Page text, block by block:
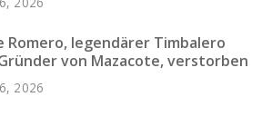
Romero, legendärer Timbalero
von Mazacote, verstorben
2026